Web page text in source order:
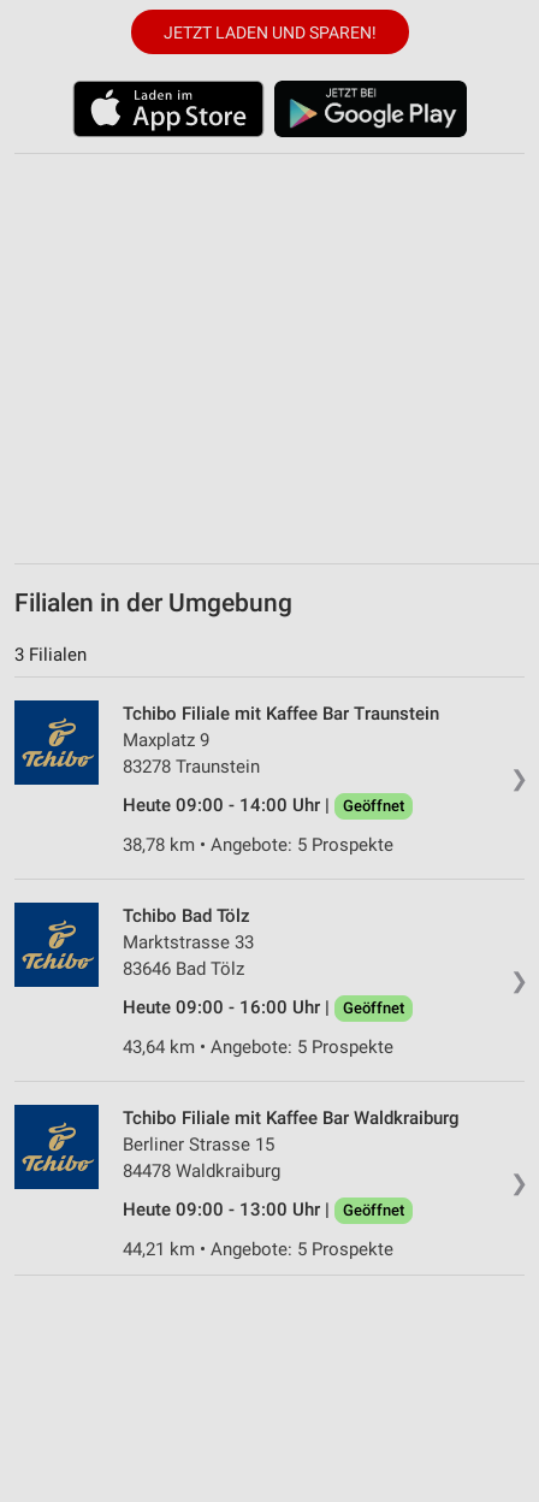
JETZT LADEN UND SPAREN!
Filialen in der Umgebung
3 Filialen
❯
Tchibo Filiale mit Kaffee Bar Traunstein
Maxplatz 9
83278 Traunstein
Heute 09:00 - 14:00 Uhr |
Geöffnet
38,78 km • Angebote: 5 Prospekte
❯
Tchibo Bad Tölz
Marktstrasse 33
83646 Bad Tölz
Heute 09:00 - 16:00 Uhr |
Geöffnet
43,64 km • Angebote: 5 Prospekte
❯
Tchibo Filiale mit Kaffee Bar Waldkraiburg
Berliner Strasse 15
84478 Waldkraiburg
Heute 09:00 - 13:00 Uhr |
Geöffnet
44,21 km • Angebote: 5 Prospekte